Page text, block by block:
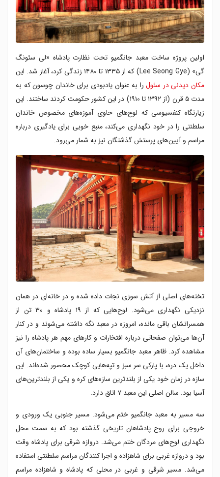
اولین پروژه ساخت معبد جانگمیو تحت نظارت پادشاه «لی سئونگ
گی» (Lee Seong Gye) که از ۱۳۳۵ تا ۱۴۸۰ زندگی کرد، آغاز شد. این
مکان دیدنی در سئولرا به عنوان یادبودی برای خاندان چوسون که به
مدت ۵ قرن (از ۱۳۹۲ تا ۱۹۱۰) در این کشور حکومت کردند ساختند. این
زیارتگاه کنفسیوسی که لوح‌های حاوی آموزه‌های مخصوص خاندان
سلطنتی را در خود نگهداری می‌کند، منبع خوبی برای یادگیری درباره
مراسم و آیین‌های پرستش گذشتگان نیز به شمار می‌رود.
تخته‌های اصلی از آتش سوزی نجات داده شده و در خانه‌ای در همان
نزدیکی نگهداری می‌شود. لوح‌هایی که از ۱۹ پادشاه و ۳۰ تن از
همسرانشان باقی مانده، امروزه در معبد نگه داشته می‌شوند و در کنار
آن‌ها می‌توان صفحاتی درباره افتخارات و کارهای مهم هر پادشاه را نیز
مشاهده کرد. ظاهر معبد جانگمیو بسیار ساده بوده و ساختمان‌های آن
داخل یک دره، با پارکی سر سبز و تپه‌هایی کوچک محصور شده‌اند. این
سازه در زمان خود یکی از بلندترین سازه‌های کره و یکی از بلندترین‌های
آسیا بود. سالن اصلی این معبد ۷ اتاق دارد.
سه مسیر به معبد جانگمیو ختم می‌شود. مسیر جنوبی یک ورودی و
خروجی برای روح پادشاهان تاریخی گذشته بود که به سمت محل
نگهداری لوح‌های مردگان ختم می‌شد. دروازه شرقی برای پادشاه وقت
بود و دروازه غربی برای شاهزاده و اجرا کنندگان مراسم سلطنتی استفاده
می‌شد. مسیر شرقی و غربی در محلی که پادشاه و شاهزاده مراسم